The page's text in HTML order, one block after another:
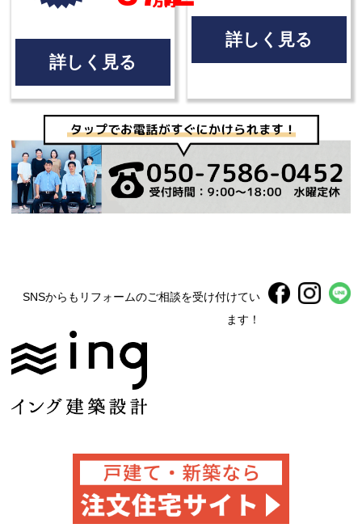
詳しく見る
詳しく見る
SNSからもリフォームのご相談を受け付けてい
ます！